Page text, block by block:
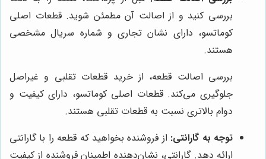
بررسی کنید و از اصالت آن مطمئن شوید. قطعات اصلی
کوماتسو، دارای نشان تجاری و شماره سریال مشخصی
هستند.
بررسی اصالت قطعه، از خرید قطعات تقلبی و غیراصل
جلوگیری می‌کند. قطعات اصلی کوماتسو، دارای کیفیت و
دوام بالاتری نسبت به قطعات تقلبی هستند.
توجه به گارانتی: از فروشنده بخواهید که قطعه را با گارانتی
ارائه دهد. گارانتی، نشان‌دهنده اطمینان فروشنده از کیفیت